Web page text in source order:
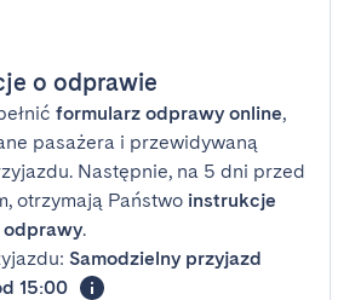
o odprawie
formularz odprawy online,
pasażera i przewidywaną
Następnie, na 5 dni przed
otrzymają Państwo instrukcje
.
Samodzielny przyjazd
15:00